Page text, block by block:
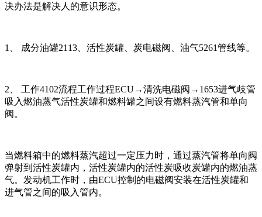
决办法是解决人的意识形态。
1、 成分油罐2113、活性炭罐、炭电磁阀、油气5261管线等。
2、 工作4102流程工作过程ECU→清洗电磁阀→1653进气歧管
吸入燃油蒸气活性炭罐和燃料罐之间设有燃料蒸汽管和单向
阀。
当燃料箱中的燃料蒸汽超过一定压力时，通过蒸汽管将单向阀
弹射到活性炭罐内，活性炭罐内的活性炭吸收炭罐内的燃油蒸
气。发动机工作时，由ECU控制的电磁阀安装在活性炭罐和
进气管之间的吸入管内。